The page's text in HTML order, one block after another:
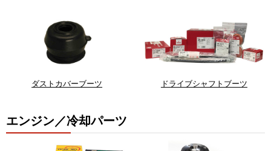
ダストカバーブーツ ドライブシャフトブーツ
エンジン／冷却パーツ